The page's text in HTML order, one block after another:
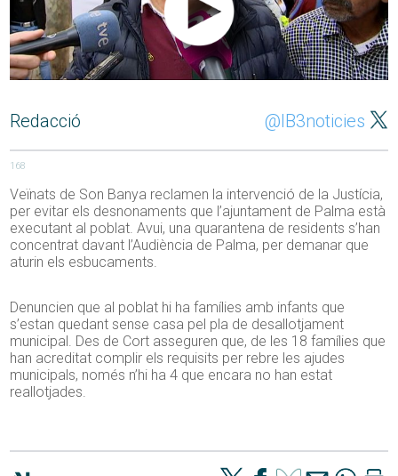
Redacció @IB3noticies
168
Veïnats de Son Banya reclamen la intervenció de la Justícia,
per evitar els desnonaments que l’ajuntament de Palma està
executant al poblat. Avui, una quarantena de residents s’han
concentrat davant l’Audiència de Palma, per demanar que
aturin els esbucaments.
Denuncien que al poblat hi ha famílies amb infants que
s’estan quedant sense casa pel pla de desallotjament
municipal. Des de Cort asseguren que, de les 18 famílies que
han acreditat complir els requisits per rebre les ajudes
municipals, només n’hi ha 4 que encara no han estat
reallotjades.